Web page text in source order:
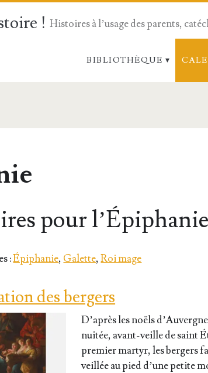
! Histoires à l’usage des parents,
BIBLIOTHÈQUE
pour l’Épiphanie
:Épi­pha­nie, Galette,Roi mage
des bergers
D’après les noëls
nui­tée, avant-veille de saint
pre­mier mar­tyr, les ber­gers
veillée au pied d’une petite